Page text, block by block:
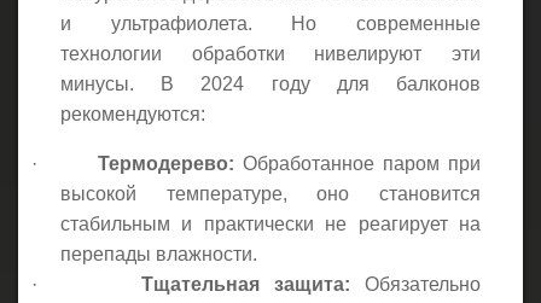
и ультрафиолета. Но современные
технологии обработки нивелируют эти
минусы. В 2024 году для балконов
рекомендуются:
· Термодерево: Обработанное паром при
высокой температуре, оно становится
стабильным и практически не реагирует на
перепады влажности.
· Тщательная защита: Обязательно